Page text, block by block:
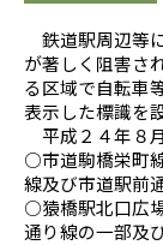
鉄道駅周辺等
が著しく阻害さ
る区域で自転車
表示した標識を
平成２４年８
○市道駒橋栄町
線及び市道駅前
○猿橋駅北口広
通り線の一部及